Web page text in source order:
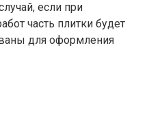
если при
часть плитки будет
для оформления